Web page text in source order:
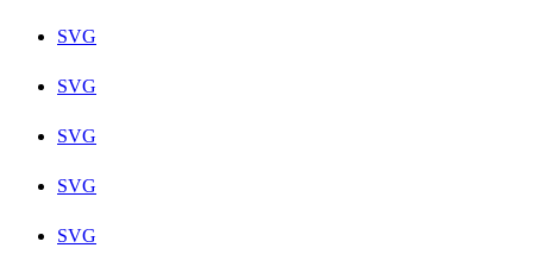
SVG
SVG
SVG
SVG
SVG